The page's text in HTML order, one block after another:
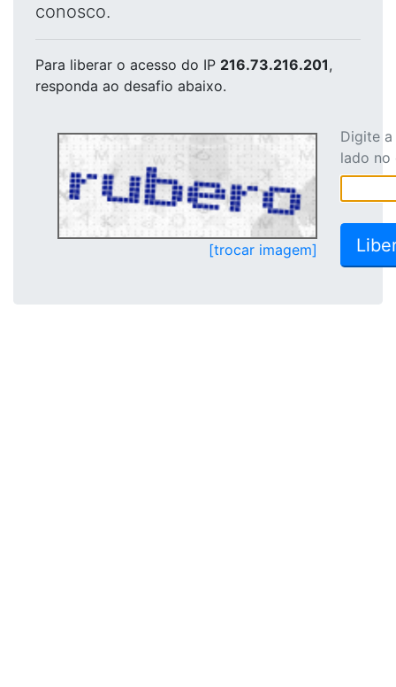
conosco.
Para liberar o acesso do IP 216.73.216.201,
responda ao desafio abaixo.
[trocar imagem]
Digite
lado no